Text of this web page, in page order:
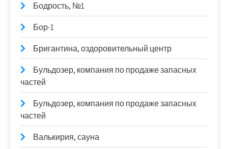
Бодрость, №1
Бор-1
Бригантина, оздоровительный центр
Бульдозер, компания по продаже запасных
частей
Бульдозер, компания по продаже запасных
частей
Валькирия, сауна